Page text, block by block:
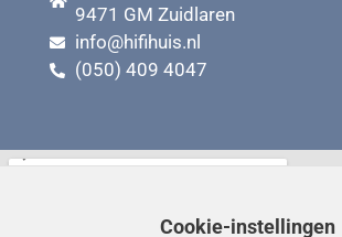
9471 GM Zuidlaren
info@hifihuis.nl
(050) 409 4047
Cookie-instellingen